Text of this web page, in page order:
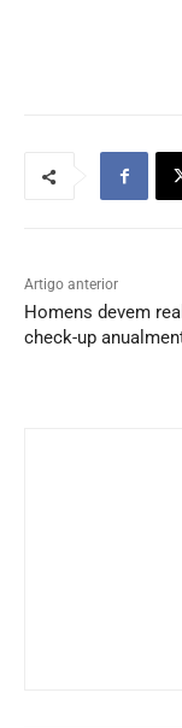
Artigo anterior
Homens devem
check-up